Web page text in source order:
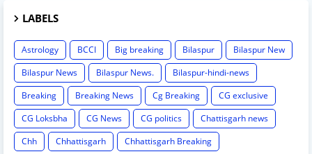
LABELS
Astrology BCCI Big breaking Bilaspur
Bilaspur New
Bilaspur News
Bilaspur News.
Bilaspur-hindi-news
Breaking
Breaking News Cg Breaking
CG exclusive
CG Loksbha
CG News CG politics
Chattisgarh news
Chh
Chhattisgarh
Chhattisgarh Breaking